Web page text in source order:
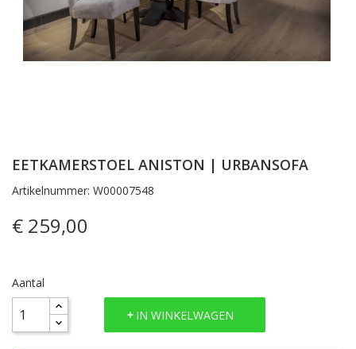
EETKAMERSTOEL ANISTON | URBANSOFA
Artikelnummer: W00007548
€ 259,00
Aantal
IN WINKELWAGEN